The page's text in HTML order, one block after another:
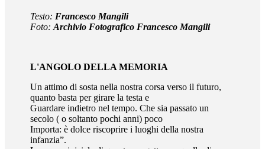
Testo: Francesco Mangili
Foto:Archivio Fotografico Francesco Mangili
L'ANGOLO DELLA MEMORIA
Un attimo di sosta nella nostra corsa verso il futuro,
quanto basta per girare la testa e
Guardare indietro nel tempo. Che sia passato un
secolo ( o soltanto pochi anni) poco
Importa: è dolce riscoprire i luoghi della nostra
infanzia”.